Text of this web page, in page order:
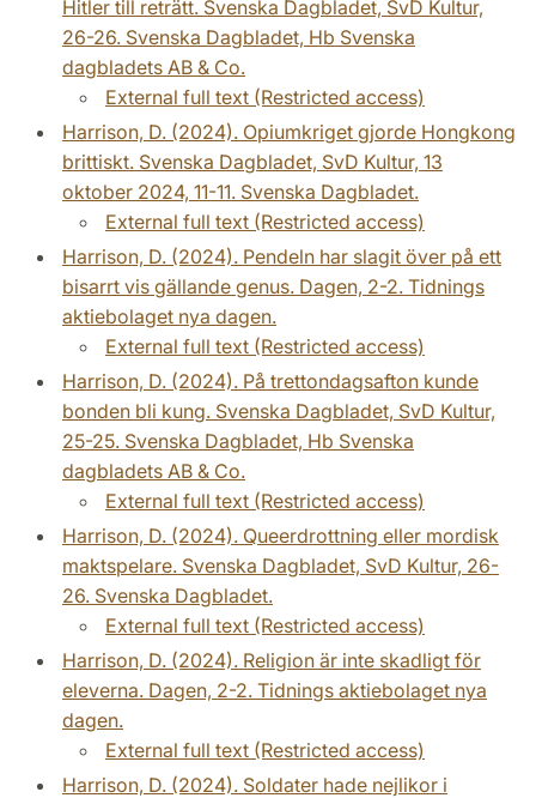
Hitler till reträtt. Svenska Dagbladet, SvD Kultur,
26-26. Svenska Dagbladet, Hb Svenska
dagbladets AB & Co.
External full text (Restricted access)
Harrison, D. (2024). Opiumkriget gjorde Hongkong
brittiskt. Svenska Dagbladet, SvD Kultur, 13
oktober 2024, 11-11. Svenska Dagbladet.
External full text (Restricted access)
Harrison, D. (2024). Pendeln har slagit över på ett
bisarrt vis gällande genus. Dagen, 2-2. Tidnings
aktiebolaget nya dagen.
External full text (Restricted access)
Harrison, D. (2024). På trettondagsafton kunde
bonden bli kung. Svenska Dagbladet, SvD Kultur,
25-25. Svenska Dagbladet, Hb Svenska
dagbladets AB & Co.
External full text (Restricted access)
Harrison, D. (2024). Queerdrottning eller mordisk
maktspelare. Svenska Dagbladet, SvD Kultur, 26-
26. Svenska Dagbladet.
External full text (Restricted access)
Harrison, D. (2024). Religion är inte skadligt för
eleverna. Dagen, 2-2. Tidnings aktiebolaget nya
dagen.
External full text (Restricted access)
Harrison, D. (2024). Soldater hade nejlikor i